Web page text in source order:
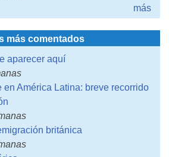
más
más comentados
aparecer aquí
en América Latina: breve recorrido
británica